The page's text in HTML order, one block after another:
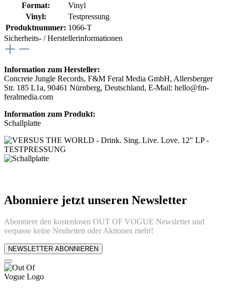
Format:
Vinyl
Vinyl:
Testpressung
Produktnummer: 1066-T
Sicherheits- / Herstellerinformationen
Information zum Hersteller:
Concrete Jungle Records, F&M Feral Media GmbH, Allersberger
Str. 185 L1a, 90461 Nürnberg, Deutschland, E-Mail: hello@fm-
feralmedia.com
Information zum Produkt:
Schallplatte
Abonniere jetzt unseren Newsletter
Abonniere den kostenlosen OUT OF VOGUE Newsletter und
verpasse keine Neuheiten oder Aktionen mehr!
NEWSLETTER ABONNIEREN